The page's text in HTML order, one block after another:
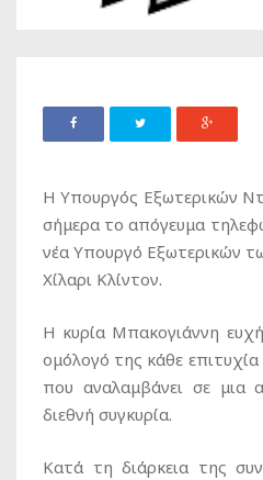
Η Υπουργός Εξωτερικών
σήμερα το απόγευμα
νέα Υπουργό Εξωτερικών
Χίλαρι Κλίντον.
Η κυρία Μπακογιάννη
ομόλογό της κάθε
που αναλαμβάνει σε μια
διεθνή συγκυρία.
Κατά τη διάρκεια της